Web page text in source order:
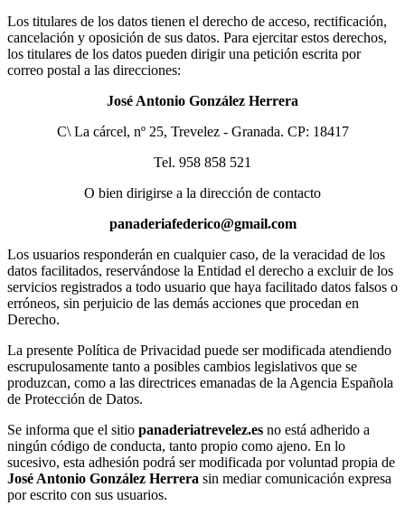
Los titulares de los datos tienen el derecho de acceso, rectificación,
cancelación y oposición de sus datos. Para ejercitar estos derechos,
los titulares de los datos pueden dirigir una petición escrita por
correo postal a las direcciones:
José Antonio González Herrera
C\ La cárcel, nº 25, Trevelez - Granada. CP: 18417
Tel. 958 858 521
O bien dirigirse a la dirección de contacto
panaderiafederico@gmail.com
Los usuarios responderán en cualquier caso, de la veracidad de los
datos facilitados, reservándose la Entidad el derecho a excluir de los
servicios registrados a todo usuario que haya facilitado datos falsos o
erróneos, sin perjuicio de las demás acciones que procedan en
Derecho.
La presente Política de Privacidad puede ser modificada atendiendo
escrupulosamente tanto a posibles cambios legislativos que se
produzcan, como a las directrices emanadas de la Agencia Española
de Protección de Datos.
Se informa que el sitio panaderiatrevelez.es no está adherido a
ningún código de conducta, tanto propio como ajeno. En lo
sucesivo, esta adhesión podrá ser modificada por voluntad propia de
José Antonio González Herrera sin mediar comunicación expresa
por escrito con sus usuarios.